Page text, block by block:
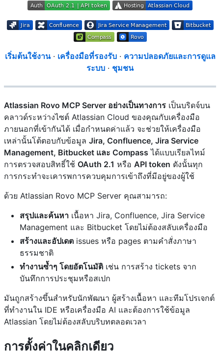
เริ่มต้นใช้งาน· เครื่องมือที่รองรับ· ความปลอดภัยและการดูแล
ระบบ · ชุมชน
Atlassian Rovo MCP Server อย่างเป็นทางการ เป็นบริดจ์บน
คลาวด์ระหว่างไซต์ Atlassian Cloud ของคุณกับเครื่องมือ
ภายนอกที่เข้ากันได้ เมื่อกำหนดค่าแล้ว จะช่วยให้เครื่องมือ
เหล่านั้นโต้ตอบกับข้อมูล Jira, Confluence, Jira Service
Management, Bitbucket และ Compass ได้แบบเรียลไทม์
การตรวจสอบสิทธิ์ใช้ OAuth 2.1 หรือ API token ดังนั้นทุก
การกระทำจะเคารพการควบคุมการเข้าถึงที่มีอยู่ของผู้ใช้
ด้วย Atlassian Rovo MCP Server คุณสามารถ:
สรุปและค้นหา เนื้อหา Jira, Confluence, Jira Service
Management และ Bitbucket โดยไม่ต้องสลับเครื่องมือ
สร้างและอัปเดต issues หรือ pages ตามคำสั่งภาษา
ธรรมชาติ
ทำงานซ้ำๆ โดยอัตโนมัติ เช่น การสร้าง tickets จาก
บันทึกการประชุมหรือสเปก
มันถูกสร้างขึ้นสำหรับนักพัฒนา ผู้สร้างเนื้อหา และทีมโปรเจกต์
ที่ทำงานใน IDE หรือเครื่องมือ AI และต้องการใช้ข้อมูล
Atlassian โดยไม่ต้องสลับบริบทตลอดเวลา
การตั้งค่าในคลิกเดียว